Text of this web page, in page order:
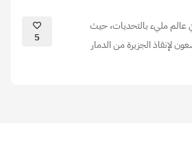
في عالم مليء بالتحديات، حيث
لإنقاذ الجزيرة من الدمار
5